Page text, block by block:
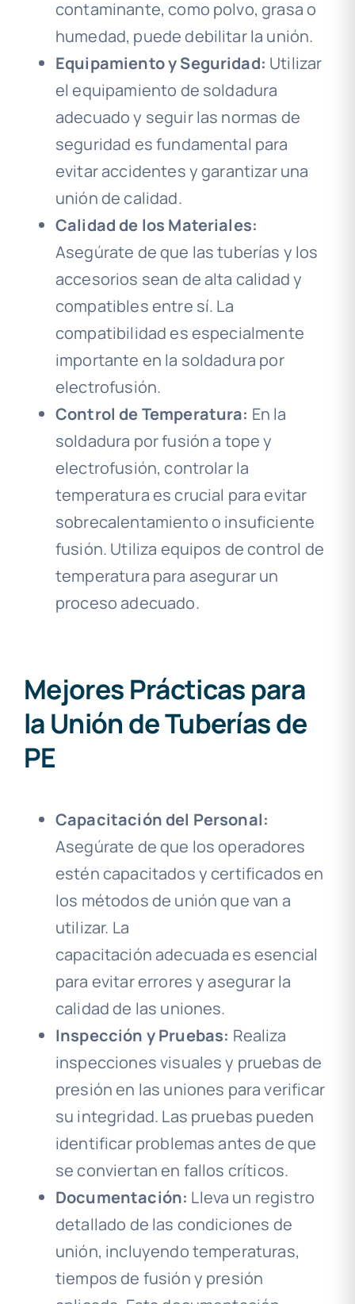
contaminante, como polvo, grasa o
humedad, puede debilitar la unión.
Equipamiento y Seguridad: Utilizar
el equipamiento de soldadura
adecuado y seguir las normas de
seguridad es fundamental para
evitar accidentes y garantizar una
unión de calidad.
Calidad de los Materiales:
Asegúrate de que las tuberías y los
accesorios sean de alta calidad y
compatibles entre sí. La
compatibilidad es especialmente
importante en la soldadura por
electrofusión.
Control de Temperatura: En la
soldadura por fusión a tope y
electrofusión, controlar la
temperatura es crucial para evitar
sobrecalentamiento o insuficiente
fusión. Utiliza equipos de control de
temperatura para asegurar un
proceso adecuado.
Mejores Prácticas para
la Unión de Tuberías de
PE
Capacitación del Personal:
Asegúrate de que los operadores
estén capacitados y certificados en
los métodos de unión que van a
utilizar. La
capacitación adecuada es esencial
para evitar errores y asegurar la
calidad de las uniones.
Inspección y Pruebas: Realiza
inspecciones visuales y pruebas de
presión en las uniones para verificar
su integridad. Las pruebas pueden
identificar problemas antes de que
se conviertan en fallos críticos.
Documentación: Lleva un registro
detallado de las condiciones de
unión, incluyendo temperaturas,
tiempos de fusión y presión